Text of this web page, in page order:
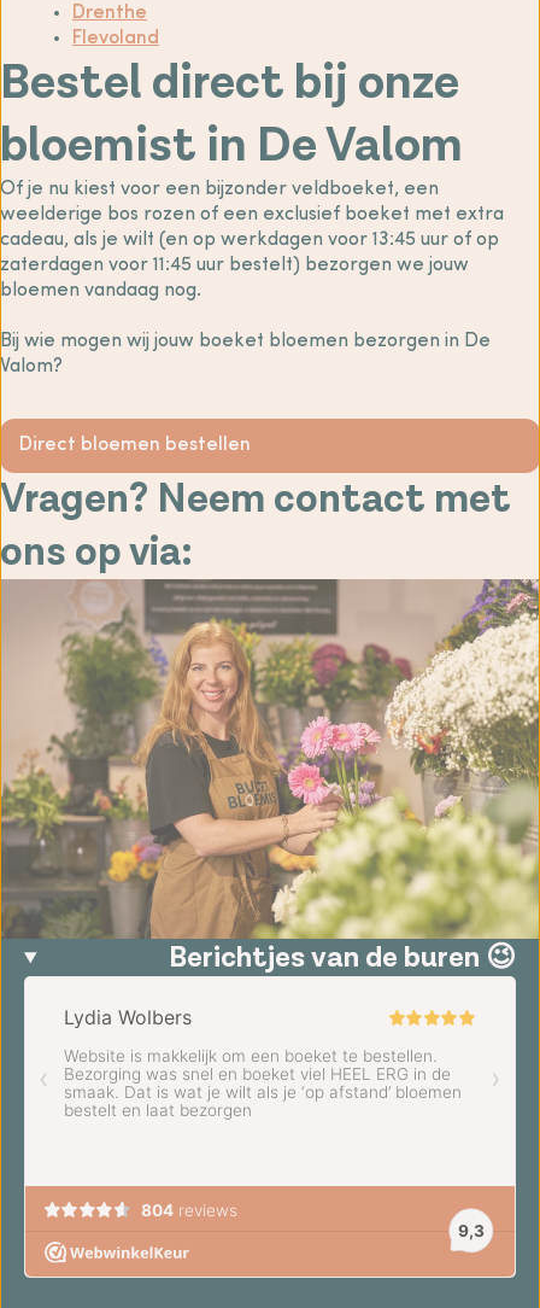
Drenthe
Flevoland
Bestel direct bij onze
bloemist in De Valom
Of je nu kiest voor een bijzonder veldboeket, een
weelderige bos rozen of een exclusief boeket met extra
cadeau, als je wilt (en op werkdagen voor 13:45 uur of op
zaterdagen voor 11:45 uur bestelt) bezorgen we jouw
bloemen vandaag nog.
Bij wie mogen wij jouw boeket bloemen bezorgen in De
Valom?
Direct bloemen bestellen
Vragen? Neem contact met
ons op via:
Berichtjes van de buren 😉